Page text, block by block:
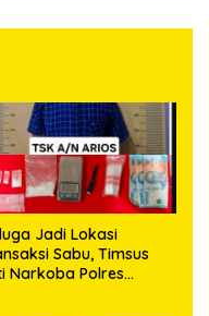
Jadi Lokasi
Sabu, Timsus
Narkoba Polres